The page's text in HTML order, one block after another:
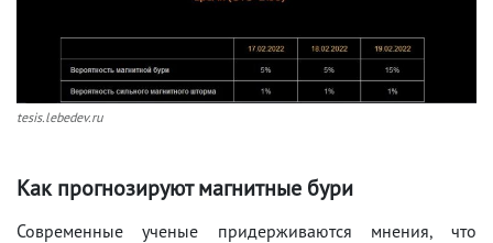
tesis.lebedev.ru
Как прогнозируют магнитные бури
Современные ученые придерживаются мнения, что